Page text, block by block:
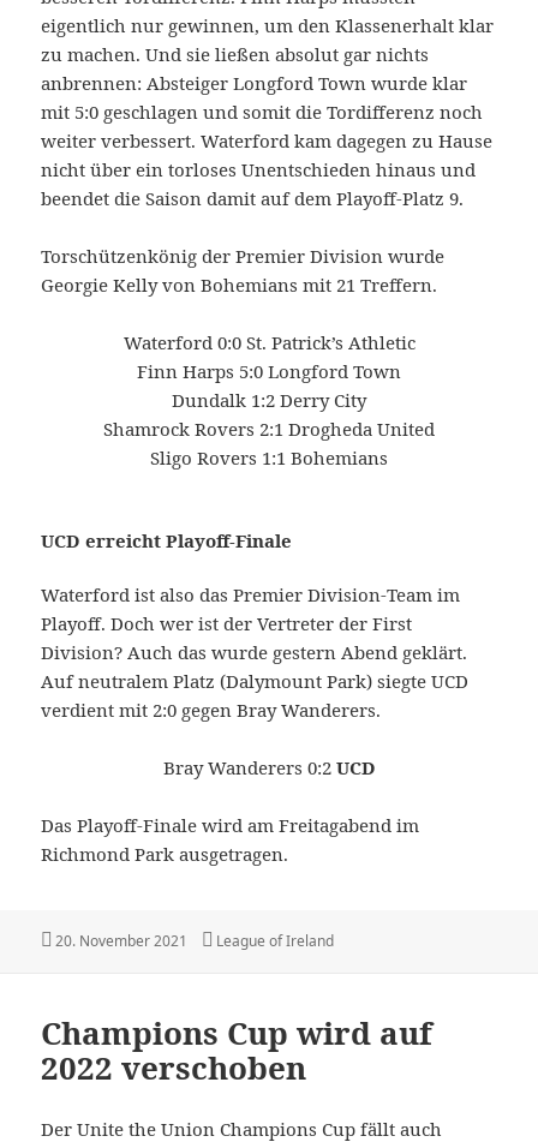
eigentlich nur gewinnen, um den Klassenerhalt klar
zu machen. Und sie ließen absolut gar nichts
anbrennen: Absteiger Longford Town wurde klar
mit 5:0 geschlagen und somit die Tordifferenz noch
weiter verbessert. Waterford kam dagegen zu Hause
nicht über ein torloses Unentschieden hinaus und
beendet die Saison damit auf dem Playoff-Platz 9.
Torschützenkönig der Premier Division wurde
Georgie Kelly von Bohemians mit 21 Treffern.
Waterford 0:0 St. Patrick’s Athletic
Finn Harps 5:0 Longford Town
Dundalk 1:2 Derry City
Shamrock Rovers 2:1 Drogheda United
Sligo Rovers 1:1 Bohemians
UCD erreicht Playoff-Finale
Waterford ist also das Premier Division-Team im
Playoff. Doch wer ist der Vertreter der First
Division? Auch das wurde gestern Abend geklärt.
Auf neutralem Platz (Dalymount Park) siegte UCD
verdient mit 2:0 gegen Bray Wanderers.
Bray Wanderers 0:2 UCD
Das Playoff-Finale wird am Freitagabend im
Richmond Park ausgetragen.
Veröffentlicht
20. November 2021 Kategorien
League of Ireland
Champions Cup wird auf
2022 verschoben
Der Unite the Union Champions Cup fällt auch